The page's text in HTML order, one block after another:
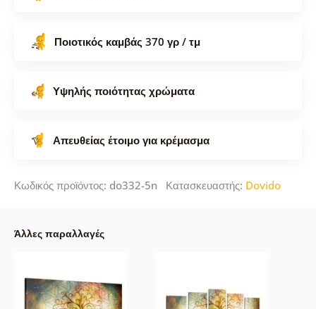
Ποιοτικός καμβάς 370 γρ / τμ
Υψηλής ποιότητας χρώματα
Απευθείας έτοιμο για κρέμασμα
Κωδικός προϊόντος: do332-5n Κατασκευαστής: Dovido
Άλλες παραλλαγές